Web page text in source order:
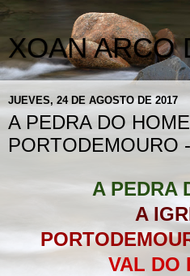
XOAN ARCO
JUEVES, 24 DE AGOSTO DE 2017
A PEDRA DO
PORTODEMOURO
A PEDRA
A
VAL DO